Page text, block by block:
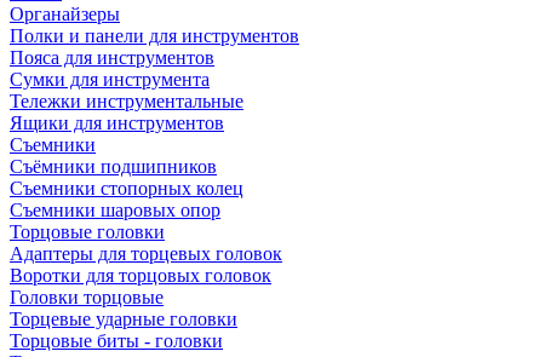
Органайзеры
Полки и панели для инструментов
Пояса для инструментов
Сумки для инструмента
Тележки инструментальные
Ящики для инструментов
Съемники
Съёмники подшипников
Съемники стопорных колец
Съемники шаровых опор
Торцовые головки
Адаптеры для торцевых головок
Воротки для торцовых головок
Головки торцовые
Торцевые ударные головки
Торцовые биты - головки